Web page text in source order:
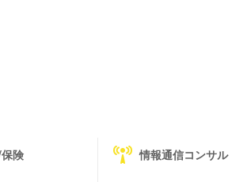
険 情報通信コンサル